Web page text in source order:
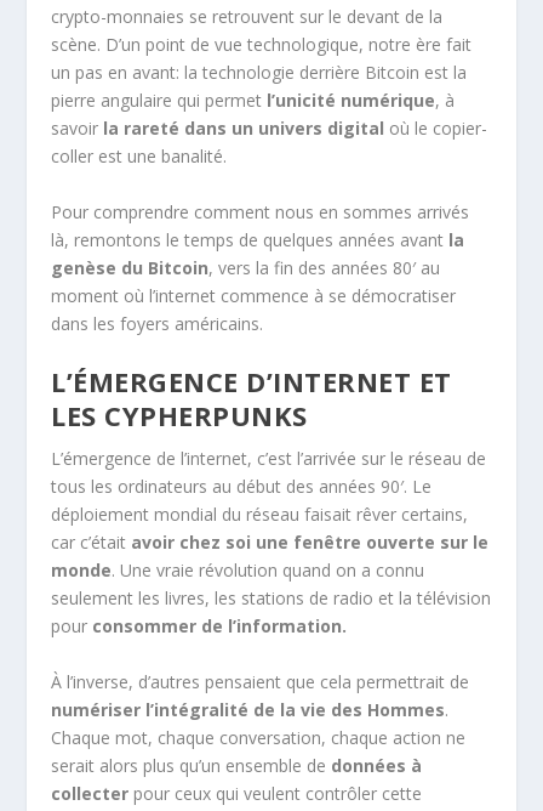
crypto-monnaies se retrouvent sur le devant de la
scène. D’un point de vue technologique, notre ère fait
un pas en avant: la technologie derrière Bitcoin est la
pierre angulaire qui permet l’unicité numérique, à
savoir la rareté dans un univers digital où le copier-
coller est une banalité.
Pour comprendre comment nous en sommes arrivés
là, remontons le temps de quelques années avant la
genèse du Bitcoin, vers la fin des années 80′ au
moment où l’internet commence à se démocratiser
dans les foyers américains.
L’ÉMERGENCE D’INTERNET ET
LES CYPHERPUNKS
L’émergence de l’internet, c’est l’arrivée sur le réseau de
tous les ordinateurs au début des années 90′. Le
déploiement mondial du réseau faisait rêver certains,
car c’était avoir chez soi une fenêtre ouverte sur le
monde. Une vraie révolution quand on a connu
seulement les livres, les stations de radio et la télévision
pour consommer de l’information.
À l’inverse, d’autres pensaient que cela permettrait de
numériser l’intégralité de la vie des Hommes.
Chaque mot, chaque conversation, chaque action ne
serait alors plus qu’un ensemble de données à
collecter pour ceux qui veulent contrôler cette